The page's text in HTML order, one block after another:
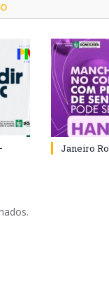
Janeiro